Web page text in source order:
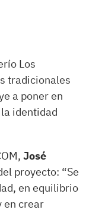
Los
tradicionales
a poner en
identidad
José
proyecto: “Se
en equilibrio
en crear